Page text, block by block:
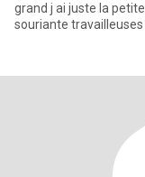
grand j ai juste la petite dernière de 8 ans ..gentille tendre